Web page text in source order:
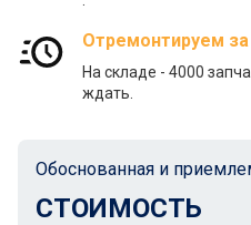
Отремонтируем
На складе - 4000
ждать.
Обоснованная и
СТОИМОСТЬ